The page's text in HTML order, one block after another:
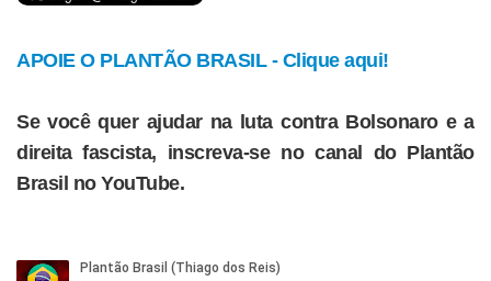
APOIE O PLANTÃO BRASIL - Clique aqui!
Se você quer ajudar na luta contra Bolsonaro e a
direita fascista, inscreva-se no canal do Plantão
Brasil no YouTube.